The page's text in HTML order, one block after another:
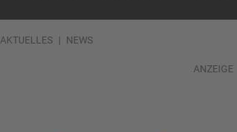
AKTUELLES NEWS
ANZEIGE